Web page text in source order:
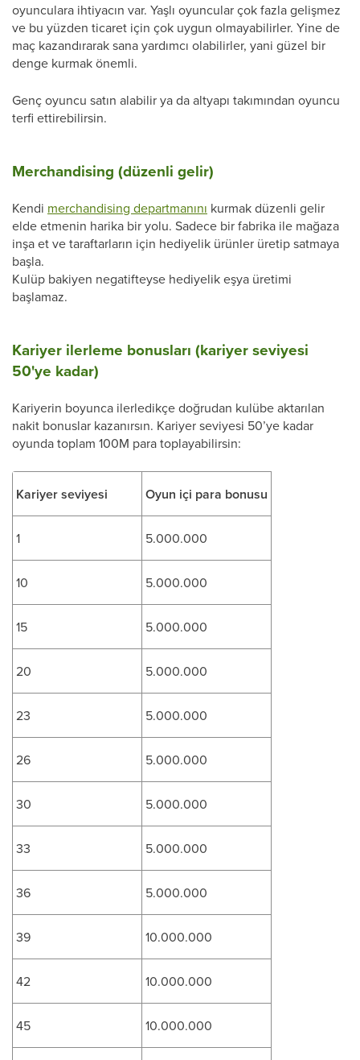
oyunculara ihtiyacın var. Yaşlı oyuncular çok fazla gelişmez
ve bu yüzden ticaret için çok uygun olmayabilirler. Yine de
maç kazandırarak sana yardımcı olabilirler, yani güzel bir
denge kurmak önemli.
Genç oyuncu satın alabilir ya da altyapı takımından oyuncu
terfi ettirebilirsin.
Merchandising (düzenli gelir)
Kendi merchandising departmanını kurmak düzenli gelir
elde etmenin harika bir yolu. Sadece bir fabrika ile mağaza
inşa et ve taraftarların için hediyelik ürünler üretip satmaya
başla.
Kulüp bakiyen negatifteyse hediyelik eşya üretimi
başlamaz.
Kariyer ilerleme bonusları (kariyer seviyesi
50'ye kadar)
Kariyerin boyunca ilerledikçe doğrudan kulübe aktarılan
nakit bonuslar kazanırsın. Kariyer seviyesi 50’ye kadar
oyunda toplam 100M para toplayabilirsin:
Kariyer seviyesi Oyun içi para bonusu
1 5.000.000
10 5.000.000
15 5.000.000
20 5.000.000
23 5.000.000
26 5.000.000
30 5.000.000
33 5.000.000
36 5.000.000
39 10.000.000
42 10.000.000
45 10.000.000